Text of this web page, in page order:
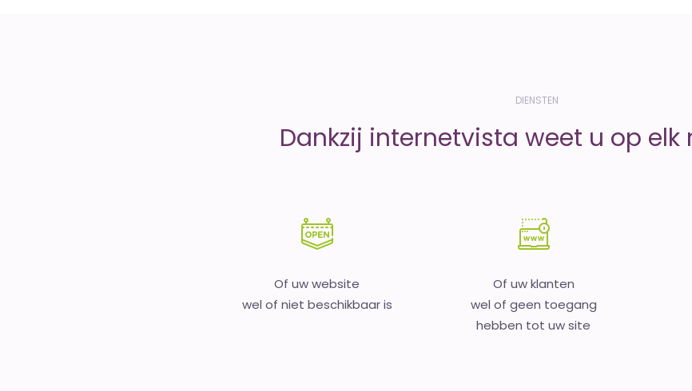
DIENSTEN
Dankzij internetvista weet u op elk
Of uw website
wel of niet beschikbaar is
Of uw klanten
wel of geen toegang
hebben tot uw site